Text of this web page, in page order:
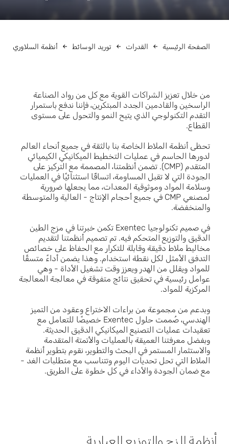
الصفحة الرئيسية القدرات توريد الوسائط أنظمة السلاوري
من خلال تعزيز الشراكات القوية مع كل من رواد الصناعة
الراسخين والقادمين الجدد المبتكرين، فإننا ندفع باستمرار
التقدم التكنولوجي الذي يتيح النمو والتحول على مستوى
القطاع.
تحظى أنظمة الملاط الخاصة بنا بالثقة في جميع أنحاء العالم
لدورها الحاسم في عمليات التخطيط الميكانيكي الكيميائي
المتقدم (CMP). تضمن أنظمتنا، المصممة مع التركيز على
الجودة التي لا تقبل المساومة، اتساقًا استثنائيًا في العمليات
وسلامة المواد وموثوقية المعدات، مما يجعلها ضرورية
لمصنعي CMP في جميع أحجام الإنتاج - العالية والمتوسطة
والمنخفضة.
في صميم تكنولوجيا Exentec تكمن خبرتنا في مزج الطين
الدقيق والتوزيع المتحكم فيه. تم تصميم أنظمتنا لتقديم
مخاليط ملاط دقيقة وقابلة للتكرار مع الحفاظ على خصائص
التدفق الأمثل لكل نقطة استخدام. وهذا يضمن أداءً متسقًا
للمواد ويقلل من الهدر ويعزز وقت تشغيل الأداة - وهي
عوامل رئيسية في تحقيق نتائج متفوقة في معالجة المعالجة
المركزية للمواد.
وبدعم من مجموعة من براءات الاختراع وعقود من التميز
الهندسي، صُممت حلول Exentec خصيصًا للتعامل مع
تعقيدات عمليات التصنيع الميكانيكي الدقيق الحديثة.
وبفضل معرفتنا العميقة بالعمليات والأتمتة المتقدمة
والاستثمار المستمر في البحث والتطوير، نقوم بتطوير أنظمة
الملاط التي تحل تحديات اليوم وتتناسب مع متطلبات الغد -
مع ضمان الجودة والأداء في كل خطوة على الطريق.